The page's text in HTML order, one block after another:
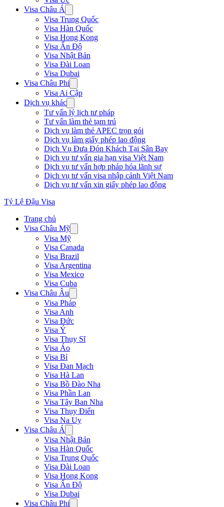
Visa Châu Á
Visa Trung Quốc
Visa Hàn Quốc
Visa Hong Kong
Visa Ấn Độ
Visa Nhật Bản
Visa Đài Loan
Visa Dubai
Visa Châu Phi
Visa Ai Cập
Dịch vụ khác
Tư vấn lý lịch tư pháp
Tư vấn làm thẻ tạm trú
Dịch vụ làm thẻ APEC trọn gói
Dịch vụ làm giấy phép lao động
Dịch Vụ Đưa Đón Khách Tại Sân Bay
Dịch vụ tư vấn gia hạn visa Việt Nam
Dịch vụ tư vấn hợp pháp hóa lãnh sự
Dịch vụ tư vấn visa nhập cảnh Việt Nam
Dịch vụ tư vấn xin giấy phép lao động
Tỷ Lệ Đậu Visa
Trang chủ
Visa Châu Mỹ
Visa Mỹ
Visa Canada
Visa Brazil
Visa Argentina
Visa Mexico
Visa Cuba
Visa Châu Âu
Visa Pháp
Visa Anh
Visa Đức
Visa Ý
Visa Thụy Sĩ
Visa Áo
Visa Bỉ
Visa Đan Mạch
Visa Hà Lan
Visa Bồ Đào Nha
Visa Phần Lan
Visa Tây Ban Nha
Visa Thụy Điển
Visa Na Uy
Visa Châu Á
Visa Nhật Bản
Visa Hàn Quốc
Visa Trung Quốc
Visa Đài Loan
Visa Hong Kong
Visa Ấn Độ
Visa Dubai
Visa Châu Phi